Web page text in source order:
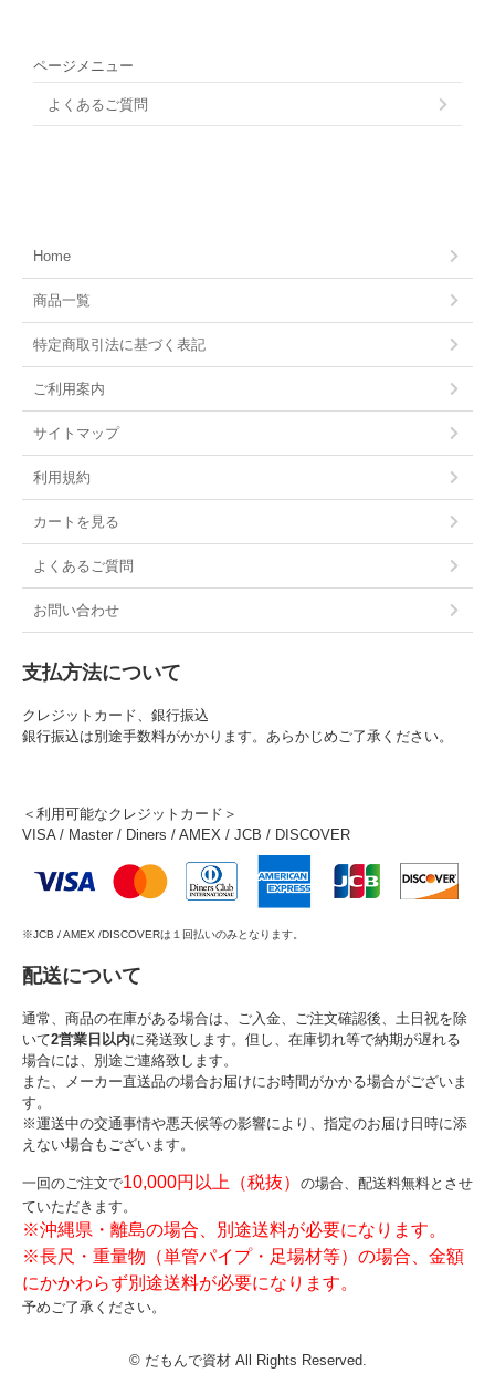
ページメニュー
よくあるご質問
Home
商品一覧
特定商取引法に基づく表記
ご利用案内
サイトマップ
利用規約
カートを見る
よくあるご質問
お問い合わせ
支払方法について
クレジットカード、銀行振込
銀行振込は別途手数料がかかります。あらかじめご了承ください。
＜利用可能なクレジットカード＞
VISA / Master / Diners / AMEX / JCB / DISCOVER
※JCB / AMEX /DISCOVERは１回払いのみとなります。
配送について
通常、商品の在庫がある場合は、ご入金、ご注文確認後、土日祝を除
いて2営業日以内に発送致します。但し、在庫切れ等で納期が遅れる
場合には、別途ご連絡致します。
また、メーカー直送品の場合お届けにお時間がかかる場合がございま
す。
※運送中の交通事情や悪天候等の影響により、指定のお届け日時に添
えない場合もございます。
一回のご注文で10,000円以上（税抜） の場合、配送料無料とさせ
ていただきます。
※沖縄県・離島の場合、別途送料が必要になります。
※長尺・重量物（単管パイプ・足場材等）の場合、金額
にかかわらず別途送料が必要になります。
予めご了承ください。
© だもんで資材 All Rights Reserved.